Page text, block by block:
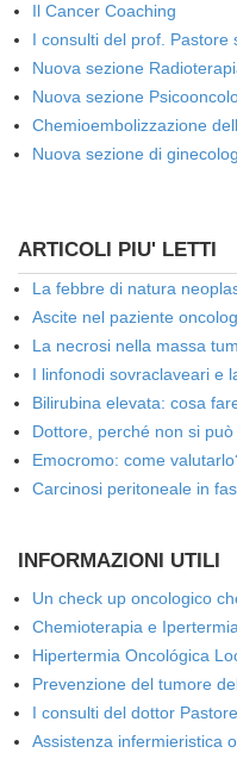
Il Cancer Coaching
I consulti del prof. Pastore
Nuova sezione
Nuova sezione
Chemioembolizzazione
Nuova sezione di
ARTICOLI PIU' LETTI
La febbre di natura
Ascite nel paziente
La necrosi nella massa
I linfonodi sovraclaveari e
Bilirubina elevata: cosa
Dottore, perché non si
Emocromo: come
Carcinosi peritoneale in
INFORMAZIONI UTILI
Un check up oncologico
Chemioterapia e Ipertermia
Hipertermia Oncológica
Prevenzione del tumore
I consulti del dottor
Assistenza infermieristica